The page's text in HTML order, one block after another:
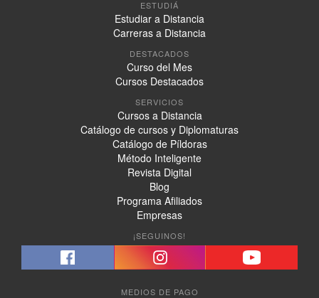
ESTUDIÁ
Estudiar a Distancia
Carreras a Distancia
DESTACADOS
Curso del Mes
Cursos Destacados
SERVICIOS
Cursos a Distancia
Catálogo de cursos y Diplomaturas
Catálogo de Píldoras
Método Inteligente
Revista Digital
Blog
Programa Afiliados
Empresas
¡SEGUINOS!
MEDIOS DE PAGO